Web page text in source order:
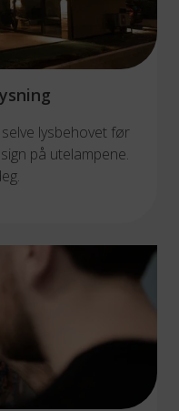
lysbehovet før
på utelampene.